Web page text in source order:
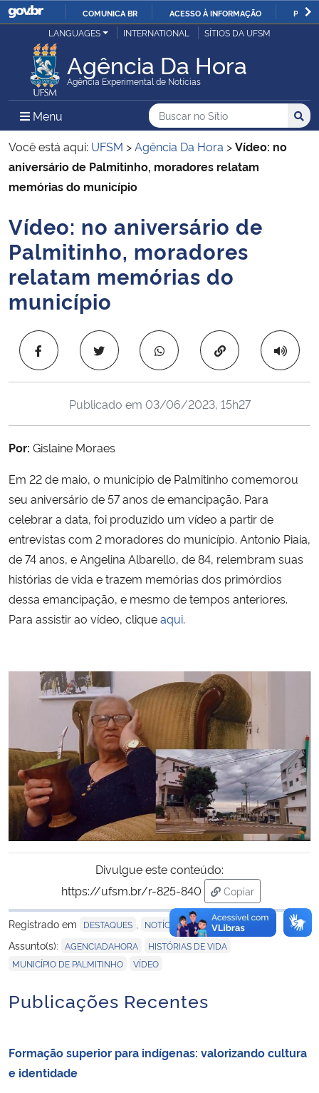
IR
O
COMUNICA BR ACESSO À INFORMAÇÃO
Ministério da Justiça e Segurança Pública
Ministério da Defesa
Ministério das Relações Exteriores
Ministério da Economia
Ministério da Infraestrutura
Ministério da Agricultura, Pecuária e Abastecimento
Ministério da Educação
Ministério da Cidadania
Ministério da Saúde
Ministério de Minas e Energia
Ministério da Ciência, Tecnologia, Inovações e Comunicações
Ministério do Meio Ambiente
Ministério do Turismo
Ministério do Desenvolvimento Regional
Controladoria-Geral da União
Secretaria-Geral
Secretaria de Governo
Gabinete de Segurança Institucional
Advocacia-Geral da União
Banco Central do Brasil
LANGUAGES INTERNATIONAL SÍTIOS DA UFSM
Agência Da Hora
Agência Experimental de Notícias
Menu Menu Principal do Sítio
Busca
Buscar no no Sítio
Busca:
Você está aqui: UFSM >Agência Da Hora >Vídeo: no
aniversário de Palmitinho, moradores relatam
memórias do município
Início do conteúdo
Vídeo: no aniversário de
Palmitinho, moradores
relatam memórias do
município
Copiar para área
Publicado em 03/06/2023, 15h27
Por: Gislaine Moraes
Em 22 de maio, o município de Palmitinho comemorou
seu aniversário de 57 anos de emancipação. Para
celebrar a data, foi produzido um vídeo a partir de
entrevistas com 2 moradores do município. Antonio Piaia,
de 74 anos, e Angelina Albarello, de 84, relembram suas
histórias de vida e trazem memórias dos primórdios
dessa emancipação, e mesmo de tempos anteriores.
Para assistir ao vídeo, cliqueaqui.
Divulgue este conteúdo:
https://ufsm.br/r-825-840
Copiar
para área de
Registrado em
DESTAQUES NOTÍCIAS
Assunto(s): AGENCIADAHORA HISTÓRIAS DE VIDA
MUNICÍPIO DE PALMITINHO VÍDEO
Publicações Recentes
Formação superior para indígenas: valorizando cultura
e identidade